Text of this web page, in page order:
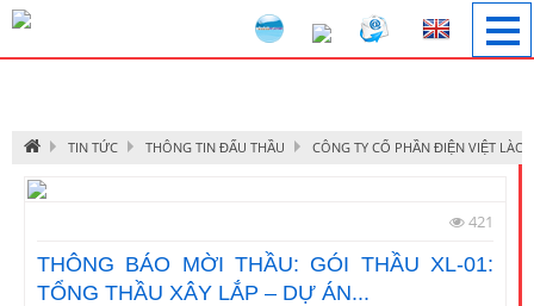
TIN TỨC THÔNG TIN ĐẤU THẦU CÔNG TY CỔ PHẦN ĐIỆN VIỆT LÀO
421
THÔNG BÁO MỜI THẦU: GÓI THẦU XL-01:
TỔNG THẦU XÂY LẮP – DỰ ÁN...
Image 1